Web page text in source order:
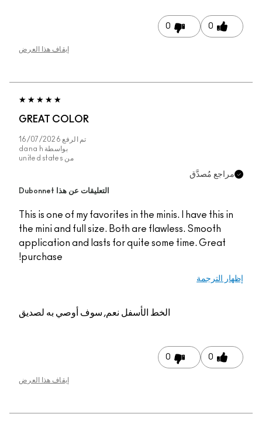
0
0
إيقاف هذا العرض
GREAT COLOR
تم الرفع 16/07/2026
بواسطة dana h
من united states
مراجع مُصدَّق
التعليقات عن هذا Dubonnet
This is one of my favorites in the minis. I have this in
the mini and full size. Both are flawless. Smooth
application and lasts for quite some time. Great
purchase!
إظهار الترجمة
الخط الأسفلنعم, سوف أوصي به لصديق
0
0
إيقاف هذا العرض